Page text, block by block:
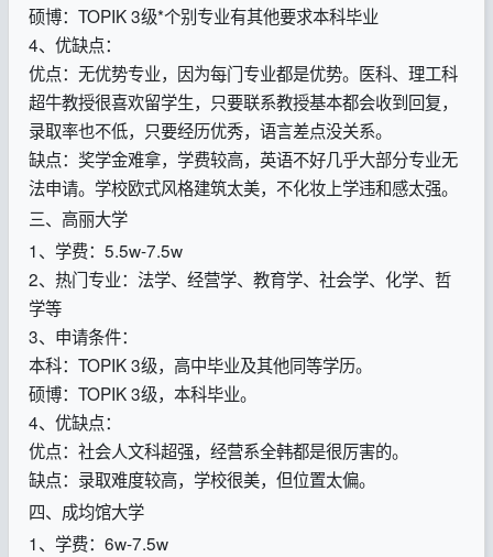
硕博：TOPIK 3级*个别专业有其他要求本科毕业
4、优缺点：
优点：无优势专业，因为每门专业都是优势。医科、理工科
超牛教授很喜欢留学生，只要联系教授基本都会收到回复，
录取率也不低，只要经历优秀，语言差点没关系。
缺点：奖学金难拿，学费较高，英语不好几乎大部分专业无
法申请。学校欧式风格建筑太美，不化妆上学违和感太强。
三、高丽大学
1、学费：5.5w-7.5w
2、热门专业：法学、经营学、教育学、社会学、化学、哲
学等
3、申请条件：
本科：TOPIK 3级，高中毕业及其他同等学历。
硕博：TOPIK 3级，本科毕业。
4、优缺点：
优点：社会人文科超强，经营系全韩都是很厉害的。
缺点：录取难度较高，学校很美，但位置太偏。
四、成均馆大学
1、学费：6w-7.5w